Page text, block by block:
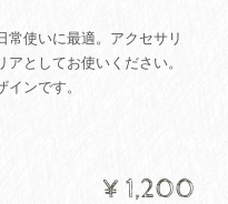
常使いに最適。アクセサリ
としてお使いください。
ンです。
¥1,200